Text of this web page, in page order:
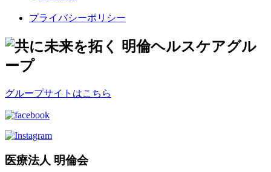
プライバシーポリシー
グループサイトはこちら
医療法人 明倫会